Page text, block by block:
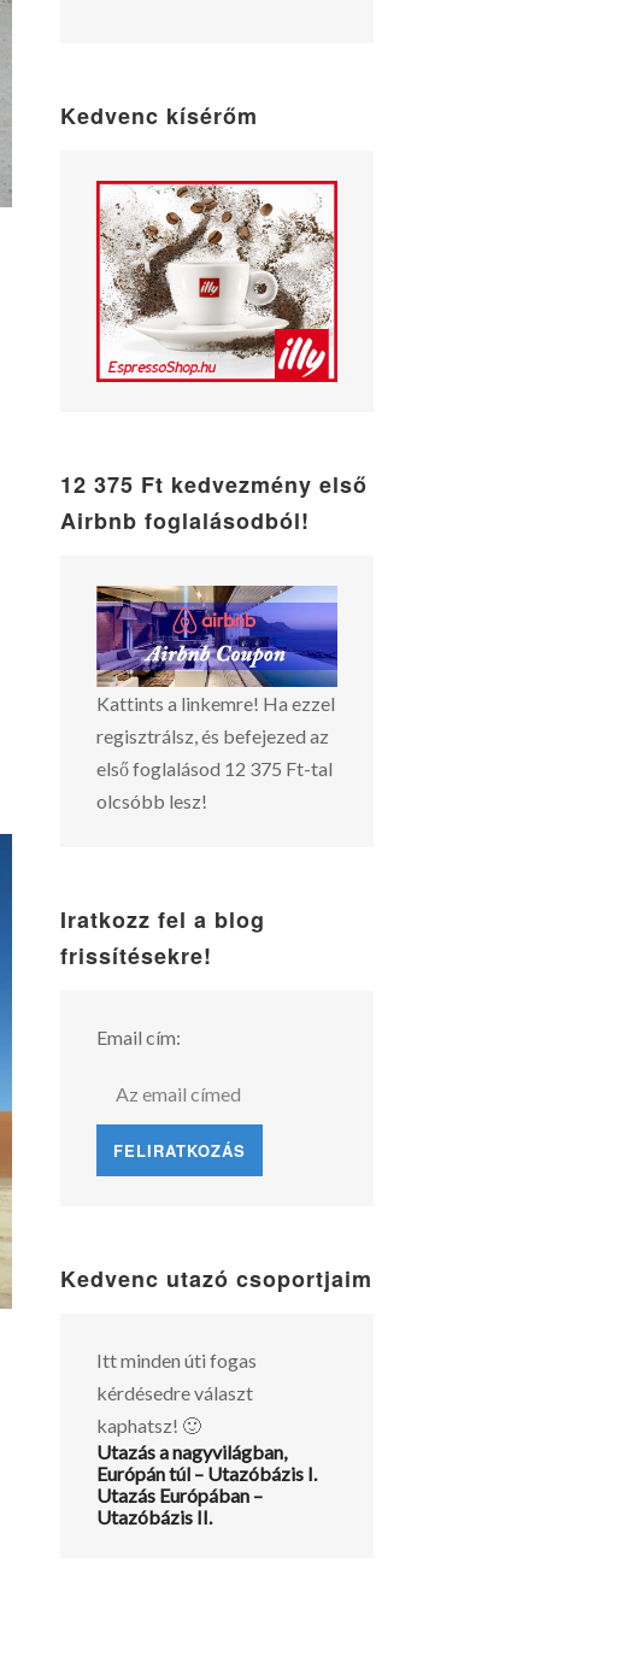
Kedvenc kísérőm
12 375 Ft kedvezmény első
Airbnb foglalásodból!
Kattints a linkemre! Ha ezzel
regisztrálsz, és befejezed az
első foglalásod 12 375 Ft-tal
olcsóbb lesz!
Iratkozz fel a blog
frissítésekre!
Email cím:
Kedvenc utazó csoportjaim
Itt minden úti fogas
kérdésedre választ
kaphatsz! 🙂
Utazás a nagyvilágban,
Európán túl – Utazóbázis I.
Utazás Európában –
Utazóbázis II.